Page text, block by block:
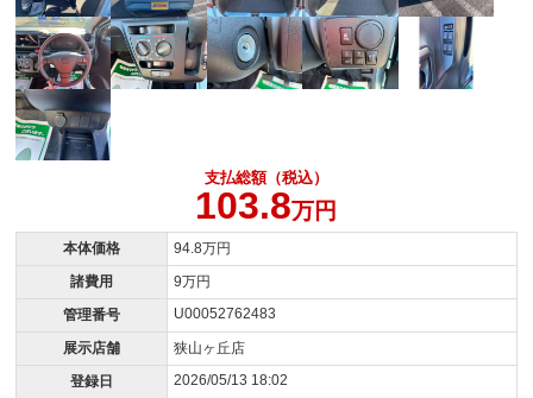
支払総額（税込）
103.8万円
本体価格
94.8万円
諸費用
9万円
管理番号
U00052762483
展示店舗
狭山ヶ丘店
登録日
2026/05/13 18:02